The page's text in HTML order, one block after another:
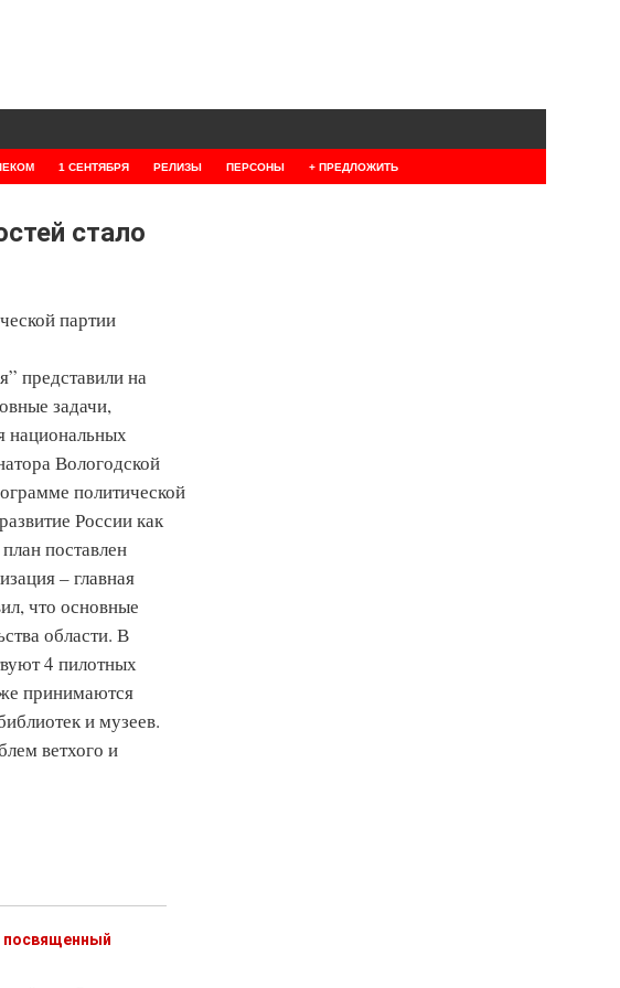
1 СЕНТЯБРЯ РЕЛИЗЫ ПЕРСОНЫ + ПРЕДЛОЖИТЬ
стало
партии
представили на
задачи,
национальных
Вологодской
политической
России как
поставлен
– главная
что основные
области. В
4 пилотных
принимаются
и музеев.
ветхого и
посвященный